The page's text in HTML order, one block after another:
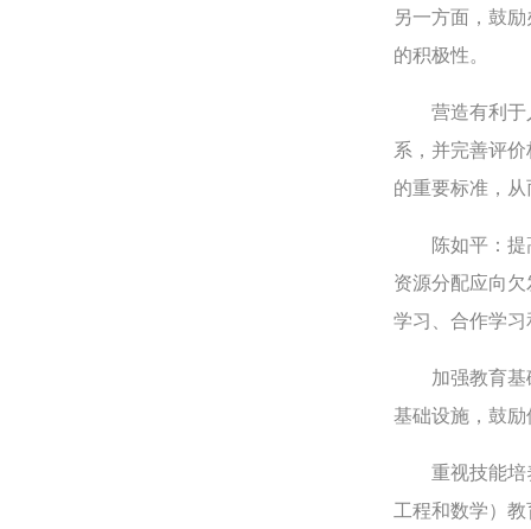
另一方面，鼓
的积极性。
营造有利于人
系，并完善评
的重要标准，
陈如平：提高
资源分配应向
学习、合作学
加强教育基础
基础设施，鼓
重视技能培养
工程和数学）